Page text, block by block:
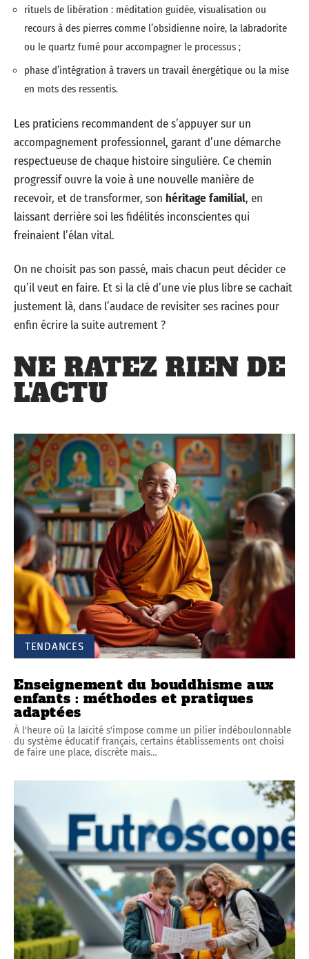
rituels de libération : méditation guidée, visualisation ou
recours à des pierres comme l’obsidienne noire, la labradorite
ou le quartz fumé pour accompagner le processus ;
phase d’intégration à travers un travail énergétique ou la mise
en mots des ressentis.
Les praticiens recommandent de s’appuyer sur un
accompagnement professionnel, garant d’une démarche
respectueuse de chaque histoire singulière. Ce chemin
progressif ouvre la voie à une nouvelle manière de
recevoir, et de transformer, son héritage familial, en
laissant derrière soi les fidélités inconscientes qui
freinaient l’élan vital.
On ne choisit pas son passé, mais chacun peut décider ce
qu’il veut en faire. Et si la clé d’une vie plus libre se cachait
justement là, dans l’audace de revisiter ses racines pour
enfin écrire la suite autrement ?
NE RATEZ RIEN DE
L'ACTU
TENDANCES
Enseignement du bouddhisme aux
enfants : méthodes et pratiques
adaptées
À l'heure où la laïcité s'impose comme un pilier indéboulonnable
du système éducatif français, certains établissements ont choisi
de faire une place, discrète mais…